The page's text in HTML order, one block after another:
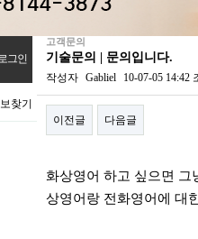
찾기
고객문의
기술문의 | 문의입니다.
작성자 Gabliel 10-07-05 14:42
이전글 다음글
화상영어 하고 싶으면 그
상영어랑 전화영어에 대